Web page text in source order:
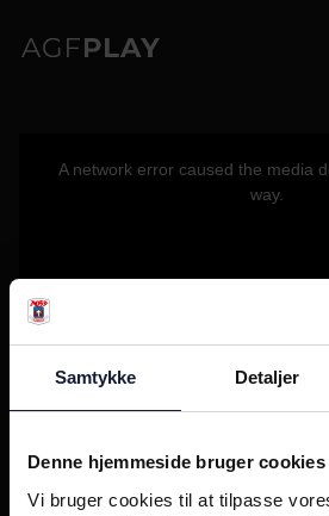
Samtykke Detaljer
Denne hjemmeside bruger cookies
Vi bruger cookies til at tilpasse
A network error caused the media
way.